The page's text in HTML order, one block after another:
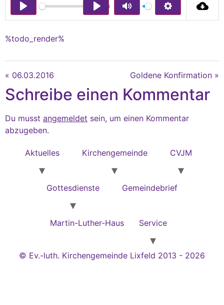
Play
00:00
Mute Settings
Play
%todo_render%
« 06.03.2016 Goldene Konfirmation »
Schreibe einen Kommentar
Du musst angemeldet sein, um einen Kommentar
abzugeben.
Aktuelles Kirchengemeinde CVJM
Gottesdienste Gemeindebrief
Martin-Luther-Haus Service
© Ev.-luth. Kirchengemeinde Lixfeld 2013 - 2026